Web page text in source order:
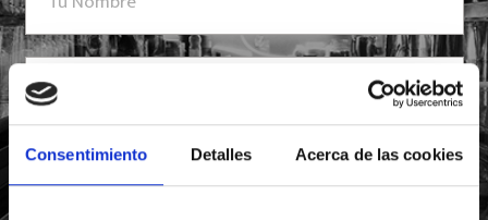
Consentimiento Detalles Acerca de las cookies